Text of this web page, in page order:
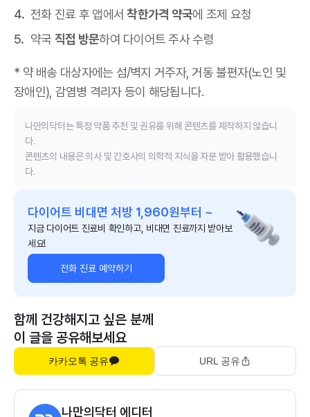
전화 진료 후 앱에서착한가격 약국에 조제 요청
약국 직접 방문하여 다이어트 주사 수령
* 약 배송 대상자에는 섬/벽지 거주자, 거동 불편자(노인 및
장애인), 감염병 격리자 등이 해당됩니다.
나만의닥터는 특정 약품 추천 및 권유를 위해 콘텐츠를 제작하지 않습니
다.
콘텐츠의 내용은 의사 및 간호사의 의학적 지식을 자문 받아 활용했습니
다.
다이어트 비대면 처방 1,960원부터 ~
지금 다이어트 진료비 확인하고, 비대면 진료까지 받아보
세요!
전화 진료 예약하기
함께 건강해지고 싶은 분께
이 글을 공유해보세요
카카오톡 공유 URL 공유
나만의닥터 에디터